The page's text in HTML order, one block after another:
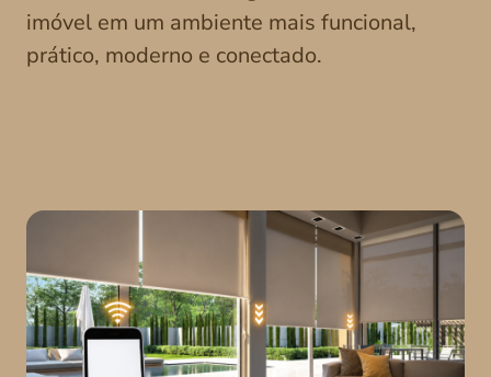
imóvel em um ambiente mais funcional,
prático, moderno e conectado.